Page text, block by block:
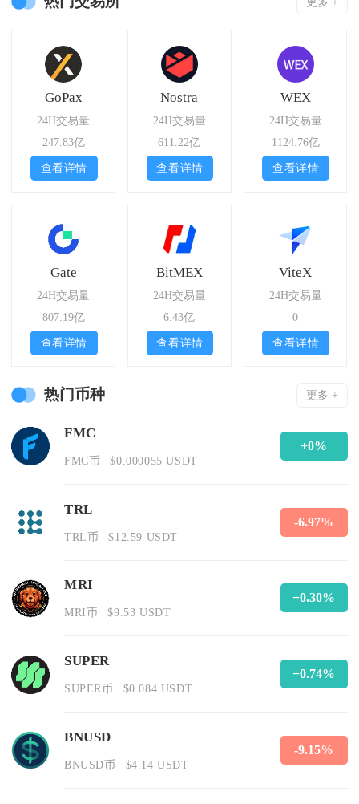
GoPax
24H交易量
247.83亿
查看详情
Nostra
24H交易量
611.22亿
查看详情
WEX
24H交易量
1124.76亿
查看详情
Gate
24H交易量
807.19亿
查看详情
BitMEX
24H交易量
6.43亿
查看详情
ViteX
24H交易量
0
查看详情
热门币种 更多 +
FMC
FMC币 $0.000055 USDT
+0%
TRL
TRL币 $12.59 USDT
-6.97%
MRI
MRI币 $9.53 USDT
+0.30%
SUPER
SUPER币 $0.084 USDT
+0.74%
BNUSD
BNUSD币 $4.14 USDT
-9.15%